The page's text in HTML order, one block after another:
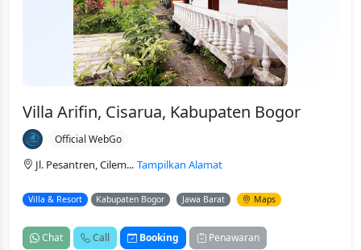
Villa Arifin, Cisarua, Kabupaten Bogor
Official WebGo
Jl. Pesantren, Cilem... Tampilkan Alamat
Villa & Resort Kabupaten Bogor Jawa Barat Maps
Chat Call Booking Penawaran